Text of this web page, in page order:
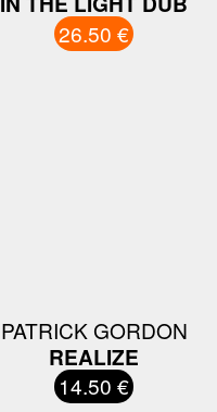
26.50 €
PATRICK GORDON
REALIZE
14.50 €